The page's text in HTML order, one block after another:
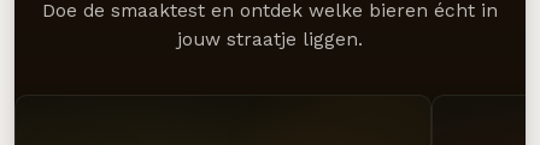
Doe de smaaktest en ontdek welke bieren écht in
jouw straatje liggen.